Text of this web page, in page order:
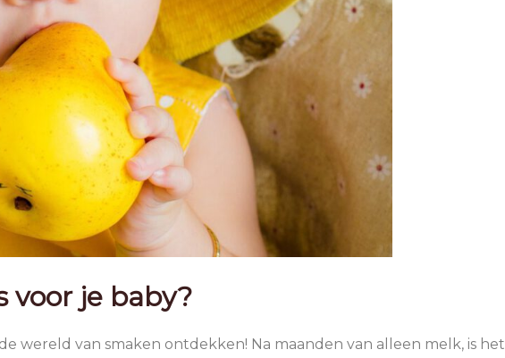
voor je baby?
wereld van smaken ontdekken! Na maanden van alleen melk, is het